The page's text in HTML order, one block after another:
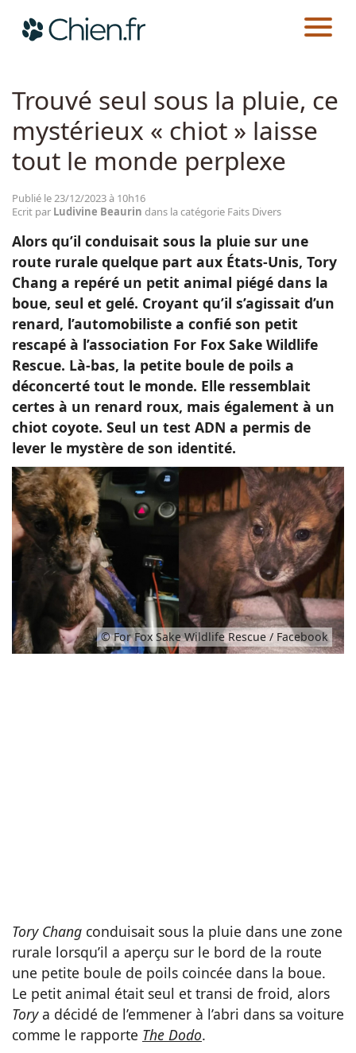
Races
Guides
CHIEN.FR ACTUALITÉS
Trouvé seul sous la pluie, ce
mystérieux « chiot » laisse
tout le monde perplexe
Publié le 23/12/2023 à 10h16
Ecrit par Ludivine Beaurin dans la catégorie Faits Divers
Alors qu’il conduisait sous la pluie sur une
route rurale quelque part aux États-Unis, Tory
Chang a repéré un petit animal piégé dans la
boue, seul et gelé. Croyant qu’il s’agissait d’un
renard, l’automobiliste a confié son petit
rescapé à l’association For Fox Sake Wildlife
Rescue. Là-bas, la petite boule de poils a
déconcerté tout le monde. Elle ressemblait
certes à un renard roux, mais également à un
chiot coyote. Seul un test ADN a permis de
lever le mystère de son identité.
© For Fox Sake Wildlife Rescue / Facebook
Tory Chang conduisait sous la pluie dans une zone
rurale lorsqu’il a aperçu sur le bord de la route
une petite boule de poils coincée dans la boue.
Le petit animal était seul et transi de froid, alors
Torya décidé de l’emmener à l’abri dans sa voiture
comme le rapporte The Dodo.